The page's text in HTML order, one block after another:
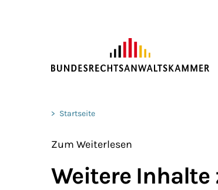
Sie befinden sich hier:
> Startseite
Zum Weiterlesen
Weitere